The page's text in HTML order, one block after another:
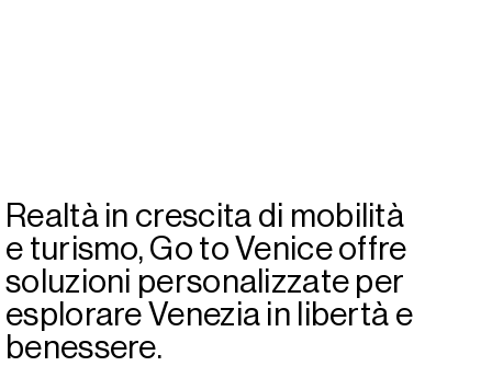
Realtà in crescita di mobilità
e turismo, Go to Venice offre
soluzioni personalizzate per
esplorare Venezia in libertà e
benessere.